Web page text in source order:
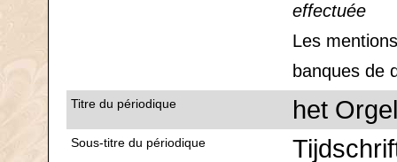
effectuée
Les
banques de
Titre du périodique het Orgel
Sous-titre du périodique